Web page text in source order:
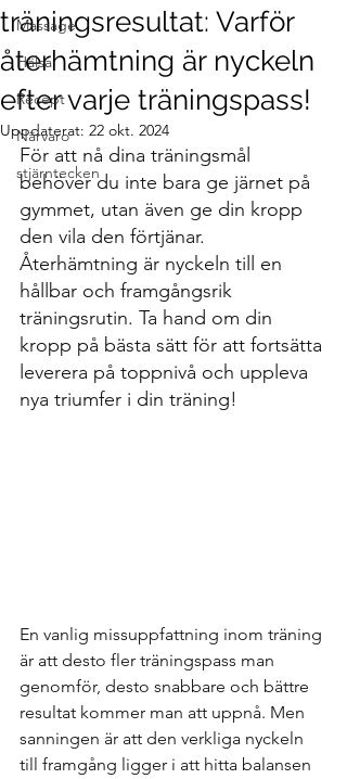
Massage
Hälsa
Recept
Närvaro
stjärntecken
träningsresultat: Varför
återhämtning är nyckeln
efter varje träningspass!
Uppdaterat: 22 okt. 2024
För att nå dina träningsmål
behöver du inte bara ge järnet på
gymmet, utan även ge din kropp
den vila den förtjänar.
Återhämtning är nyckeln till en
hållbar och framgångsrik
träningsrutin. Ta hand om din
kropp på bästa sätt för att fortsätta
leverera på toppnivå och uppleva
nya triumfer i din träning!
En vanlig missuppfattning inom träning
är att desto fler träningspass man
genomför, desto snabbare och bättre
resultat kommer man att uppnå. Men
sanningen är att den verkliga nyckeln
till framgång ligger i att hitta balansen